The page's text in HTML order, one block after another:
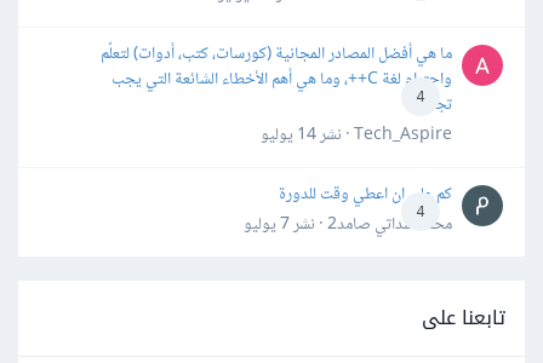
4
ما هي أفضل المصادر المجانية (كورسات، كتب، أدوات) لتعلّم
واحترام لغة C++، وما هي أهم الأخطاء الشائعة التي يجب
تجنبها؟
Tech_Aspire · نشر
14 يوليو
4
كم علي ان اعطي وقت للدورة
محمد سداتي صامد2 · نشر
7 يوليو
تابعنا على